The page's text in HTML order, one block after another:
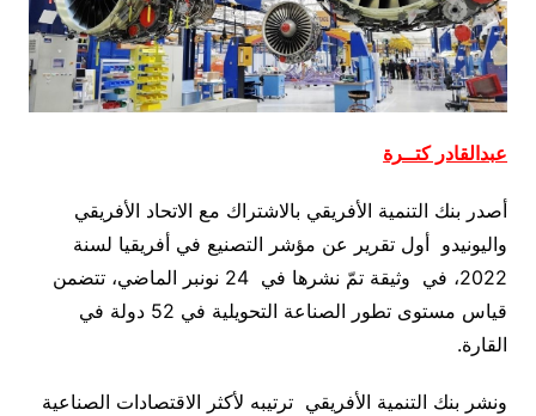
عبدالقادر كتــرة
أصدر بنك التنمية الأفريقي بالاشتراك مع الاتحاد الأفريقي
واليونيدو أول تقرير عن مؤشر التصنيع في أفريقيا لسنة
2022، في وثيقة تمّ نشرها في 24 نونبر الماضي، تتضمن
قياس مستوى تطور الصناعة التحويلية في 52 دولة في
القارة.
ونشر بنك التنمية الأفريقي ترتيبه لأكثر الاقتصادات الصناعية